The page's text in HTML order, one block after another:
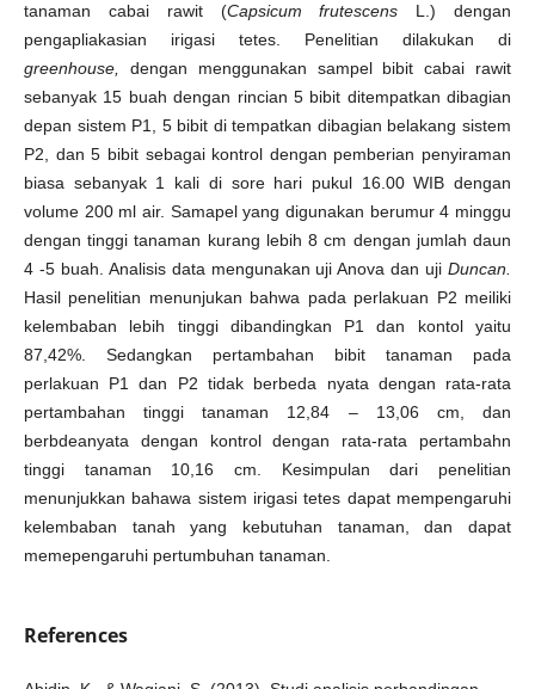
tanaman cabai rawit (Capsicum frutescens L.) dengan
pengapliakasian irigasi tetes. Penelitian dilakukan di
greenhouse, dengan menggunakan sampel bibit cabai rawit
sebanyak 15 buah dengan rincian 5 bibit ditempatkan dibagian
depan sistem P1, 5 bibit di tempatkan dibagian belakang sistem
P2, dan 5 bibit sebagai kontrol dengan pemberian penyiraman
biasa sebanyak 1 kali di sore hari pukul 16.00 WIB dengan
volume 200 ml air. Samapel yang digunakan berumur 4 minggu
dengan tinggi tanaman kurang lebih 8 cm dengan jumlah daun
4 -5 buah. Analisis data mengunakan uji Anova dan ujiDuncan.
Hasil penelitian menunjukan bahwa pada perlakuan P2 meiliki
kelembaban lebih tinggi dibandingkan P1 dan kontol yaitu
87,42%. Sedangkan pertambahan bibit tanaman pada
perlakuan P1 dan P2 tidak berbeda nyata dengan rata-rata
pertambahan tinggi tanaman 12,84 – 13,06 cm, dan
berbdeanyata dengan kontrol dengan rata-rata pertambahn
tinggi tanaman 10,16 cm. Kesimpulan dari penelitian
menunjukkan bahawa sistem irigasi tetes dapat mempengaruhi
kelembaban tanah yang kebutuhan tanaman, dan dapat
memepengaruhi pertumbuhan tanaman.
References